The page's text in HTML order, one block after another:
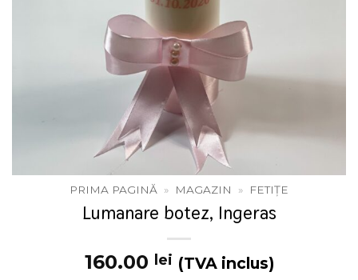
PRIMA PAGINĂ » MAGAZIN » FETIȚE
Lumanare botez, Ingeras
160.00 lei (TVA inclus)